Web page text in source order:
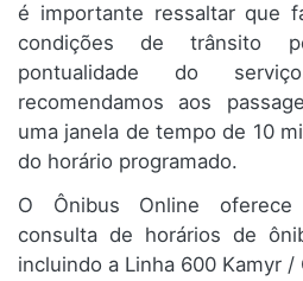
é importante ressaltar que
condições de trânsito
pontualidade do
recomendamos aos
uma janela de tempo de 10
do horário programado.
O Ônibus Online
consulta de horários de
incluindo a Linha 600 Kamyr /